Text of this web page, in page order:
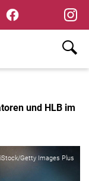
und HLB im
Getty Images Plus
×